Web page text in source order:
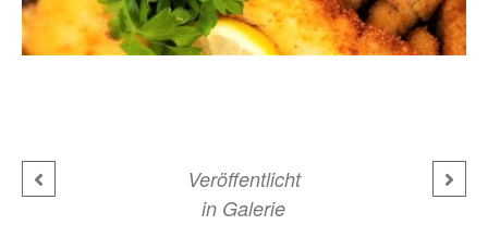
Veröffentlicht
in Galerie